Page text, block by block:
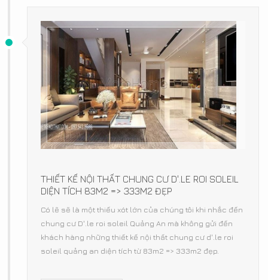
THIẾT KẾ NỘI THẤT CHUNG CƯ D'.LE ROI SOLEIL
DIỆN TÍCH 83M2 => 333M2 ĐẸP
Có lẽ sẽ là một thiếu xót lớn của chúng tôi khi nhắc đến
chung cư D'.le roi soleil Quảng An mà không gửi đến
khách hàng những thiết kế nội thất chung cư d'.le roi
soleil quảng an diện tích từ 83m2 => 333m2 đẹp.